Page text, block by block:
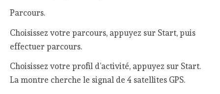
Parcours.
Choisissez votre parcours, appuyez sur Start, puis
effectuer parcours.
Choisissez votre profil d’activité, appuyez sur Start.
La montre cherche le signal de 4 satellites GPS.